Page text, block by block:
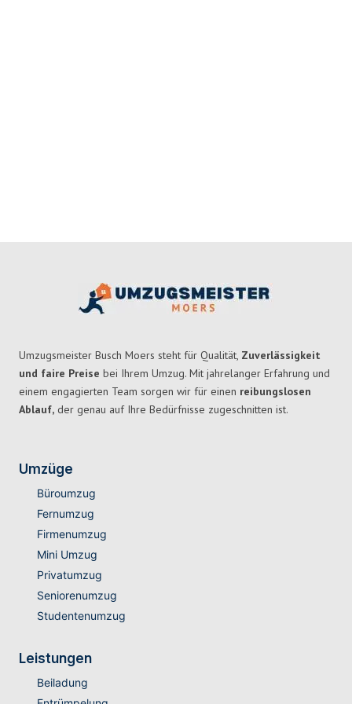
Umzugsmeister Busch Moers steht für Qualität, Zuverlässigkeit
und faire Preise bei Ihrem Umzug. Mit jahrelanger Erfahrung und
einem engagierten Team sorgen wir für einen reibungslosen
Ablauf, der genau auf Ihre Bedürfnisse zugeschnitten ist.
Umzüge
Büroumzug
Fernumzug
Firmenumzug
Mini Umzug
Privatumzug
Seniorenumzug
Studentenumzug
Leistungen
Beiladung